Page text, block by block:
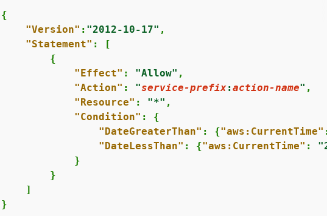
{
"Version" : "2012-10-17" ,
"Statement" : [
{
"Effect" : "Allow" ,
"Action" : "service-prefix:action-name" ,
"Resource" : "*" ,
"Condition" : {
"DateGreaterThan" : {"aws:CurrentTime"
"DateLessThan" : {"aws:CurrentTime" :
            }
        }
    ]
}